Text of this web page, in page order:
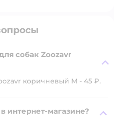
собак Zoozavr
коричневый M - 45 ₽.
интернет-магазине?